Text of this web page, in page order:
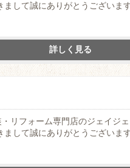
まして誠にありがとうございま
詳しく見る
リフォーム専門店のジェイジ
まして誠にありがとうございま